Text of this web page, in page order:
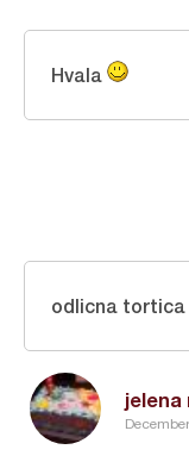
Hvala
jelena
odlicna tortica